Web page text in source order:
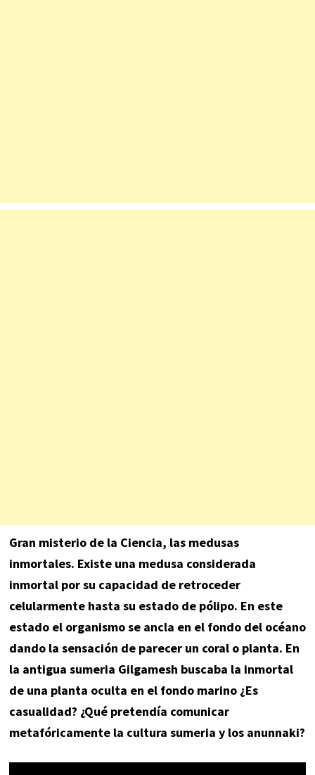
Gran misterio de la Ciencia, las medusas
inmortales. Existe una medusa considerada
inmortal por su capacidad de retroceder
celularmente hasta su estado de pólipo. En este
estado el organismo se ancla en el fondo del océano
dando la sensación de parecer un coral o planta. En
la antigua sumeria Gilgamesh buscaba la inmortal
de una planta oculta en el fondo marino ¿Es
casualidad? ¿Qué pretendía comunicar
metafóricamente la cultura sumeria y los anunnaki?